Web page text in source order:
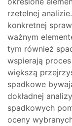
rzetelnej
konkretnej
ważnym
tym również
wspierają
większą
spadkowe
dokładnej
spadkowych
oceny